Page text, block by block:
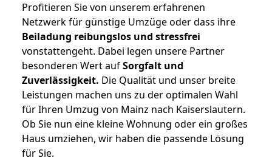
Profitieren Sie von unserem erfahrenen
Netzwerk für günstige Umzüge oder dass ihre
Beiladung reibungslos und stressfrei
vonstattengeht. Dabei legen unsere Partner
besonderen Wert aufSorgfalt und
Zuverlässigkeit. Die Qualität und unser breite
Leistungen machen uns zu der optimalen Wahl
für Ihren Umzug von Mainz nach Kaiserslautern.
Ob Sie nun eine kleine Wohnung oder ein großes
Haus umziehen, wir haben die passende Lösung
für Sie.